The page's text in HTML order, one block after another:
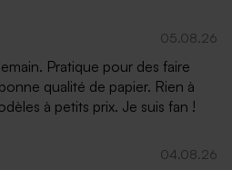
05.08.26
Pratique pour des faire
qualité de papier. Rien à
à petits prix. Je suis fan !
04.08.26